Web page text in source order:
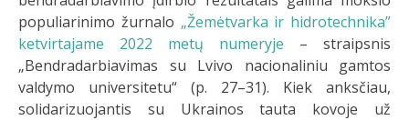
populiarinimo žurnalo „Žemėtvarka ir hidrotechnika”
ketvirtajame 2022 metų numeryje – straipsnis
„Bendradarbiavimas su Lvivo nacionaliniu gamtos
valdymo universitetu“ (p. 27–31). Kiek anksčiau,
solidarizuojantis su Ukrainos tauta kovoje už